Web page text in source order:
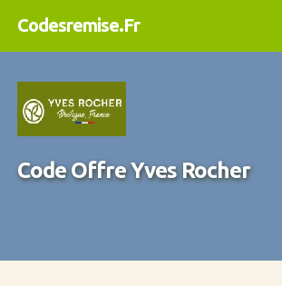
Codesremise.Fr
Code Offre Yves Rocher